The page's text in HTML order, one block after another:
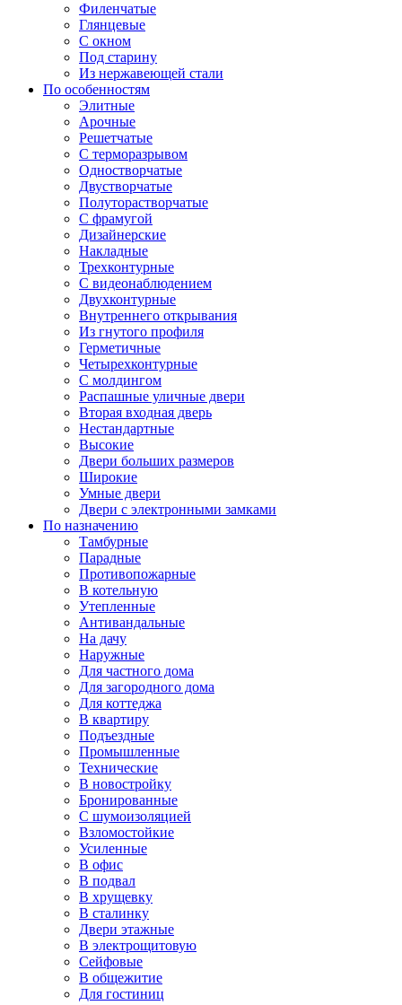
Филенчатые
Глянцевые
С окном
Под старину
Из нержавеющей стали
По особенностям
Элитные
Арочные
Решетчатые
С терморазрывом
Одностворчатые
Двустворчатые
Полуторастворчатые
С фрамугой
Дизайнерские
Накладные
Трехконтурные
С видеонаблюдением
Двухконтурные
Внутреннего открывания
Из гнутого профиля
Герметичные
Четырехконтурные
С молдингом
Распашные уличные двери
Вторая входная дверь
Нестандартные
Высокие
Двери больших размеров
Широкие
Умные двери
Двери с электронными замками
По назначению
Тамбурные
Парадные
Противопожарные
В котельную
Утепленные
Антивандальные
На дачу
Наружные
Для частного дома
Для загородного дома
Для коттеджа
В квартиру
Подъездные
Промышленные
Технические
В новостройку
Бронированные
С шумоизоляцией
Взломостойкие
Усиленные
В офис
В подвал
В хрущевку
В сталинку
Двери этажные
В электрощитовую
Сейфовые
В общежитие
Для гостиниц